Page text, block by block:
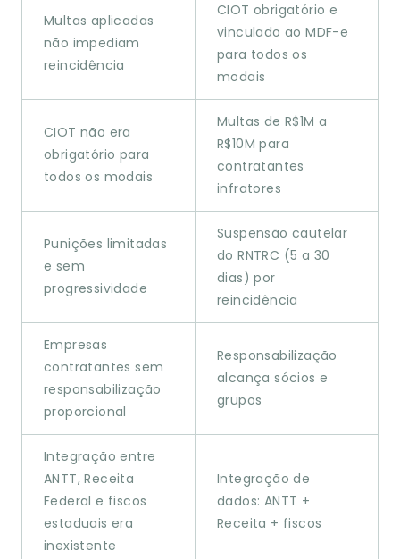
Multas aplicadas
não impediam
reincidência
CIOT obrigatório e
vinculado ao MDF-e
para todos os
modais
CIOT não era
obrigatório para
todos os modais
Multas de R$1M a
R$10M para
contratantes
infratores
Punições limitadas
e sem
progressividade
Suspensão cautelar
do RNTRC (5 a 30
dias) por
reincidência
Empresas
contratantes sem
responsabilização
proporcional
Responsabilização
alcança sócios e
grupos
Integração entre
ANTT, Receita
Federal e fiscos
estaduais era
inexistente
Integração de
dados: ANTT +
Receita + fiscos